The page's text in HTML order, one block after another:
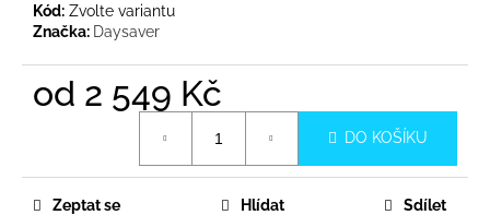
Kód: Zvolte variantu
Značka: Daysaver
od 2 549 Kč
DO KOŠÍKU
Zeptat se Hlídat Sdílet
e
m
e